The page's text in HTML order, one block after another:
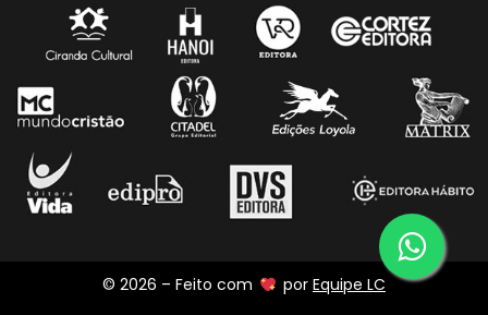
© 2026 – Feito com por Equipe LC